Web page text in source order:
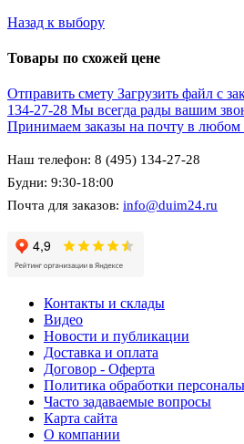
Назад к выбору
Товары по схожей цене
Отправить смету Загрузить файл с
134-27-28 Мы всегда рады вашим
Принимаем заказы на почту в любом
Наш телефон: 8 (495) 134-27-28
Будни: 9:30-18:00
Почта для заказов: info@duim24.ru
Контакты и склады
Видео
Новости и публикации
Доставка и оплата
Договор - Оферта
Политика обработки
Часто задаваемые вопросы
Карта сайта
О компании